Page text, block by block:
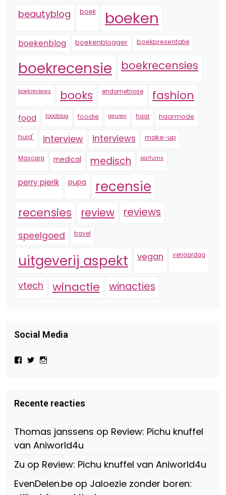
beautyblog boek boeken
boekenblog boekenblogger boekpresentatie
boekrecensie boekrecensies
boekreviews books endometriose fashion
food foodblog foodie geuren haar haarmode
huid' interview interviews make-up
Mascara medical medisch parfums
perry pierik pupa recensie
recensies review reviews
speelgoed travel
uitgeverij aspekt vegan verjaardag
vtech winactie winacties
Social Media
Bekijk
Beauty-
147775071915783/?
Facebook
Bekijk
op
Twitter
op
Instagram
Recente reacties
Thomas janssens op Review: Pichu knuffel
van Aniworld4u
Zu op Review: Pichu knuffel van Aniworld4u
EvenDelen.be op Jaloezie zonder boren: